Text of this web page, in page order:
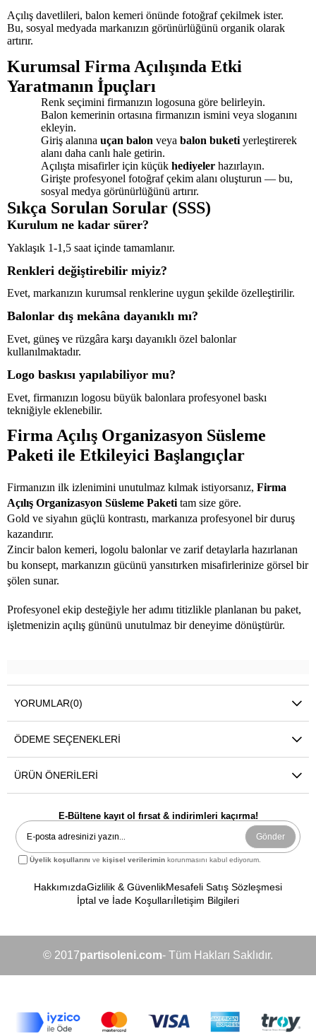
Açılış davetlileri, balon kemeri önünde fotoğraf çekilmek ister.
Bu, sosyal medyada markanızın görünürlüğünü organik olarak
artırır.
Kurumsal Firma Açılışında Etki
Yaratmanın İpuçları
Renk seçimini firmanızın logosuna göre belirleyin.
Balon kemerinin ortasına firmanızın ismini veya sloganını
ekleyin.
Giriş alanına uçan balon veya balon buketi yerleştirerek
alanı daha canlı hale getirin.
Açılışta misafirler için küçük hediyeler hazırlayın.
Girişte profesyonel fotoğraf çekim alanı oluşturun — bu,
sosyal medya görünürlüğünü artırır.
Sıkça Sorulan Sorular (SSS)
Kurulum ne kadar sürer?
Yaklaşık 1-1,5 saat içinde tamamlanır.
Renkleri değiştirebilir miyiz?
Evet, markanızın kurumsal renklerine uygun şekilde özelleştirilir.
Balonlar dış mekâna dayanıklı mı?
Evet, güneş ve rüzgâra karşı dayanıklı özel balonlar
kullanılmaktadır.
Logo baskısı yapılabiliyor mu?
Evet, firmanızın logosu büyük balonlara profesyonel baskı
tekniğiyle eklenebilir.
Firma Açılış Organizasyon Süsleme
Paketi ile Etkileyici Başlangıçlar
Firmanızın ilk izlenimini unutulmaz kılmak istiyorsanız, Firma
Açılış Organizasyon Süsleme Paketi tam size göre.
Gold ve siyahın güçlü kontrastı, markanıza profesyonel bir duruş
kazandırır.
Zincir balon kemeri, logolu balonlar ve zarif detaylarla hazırlanan
bu konsept, markanızın gücünü yansıtırken misafirlerinize görsel bir
şölen sunar.
Profesyonel ekip desteğiyle her adımı titizlikle planlanan bu paket,
işletmenizin açılış gününü unutulmaz bir deneyime dönüştürür.
YORUMLAR(0)
ÖDEME SEÇENEKLERI
ÜRÜN ÖNERILERI
E-Bültene kayıt ol fırsat & indirimleri kaçırma!
Gönder
Üyelik koşullarını vekişisel verilerimin korunmasını kabul ediyorum.
HakkımızdaGizlilik & GüvenlikMesafeli Satış Sözleşmesi
İptal ve İade Koşullarıİletişim Bilgileri
© 2017partisoleni.com- Tüm Hakları Saklıdır.